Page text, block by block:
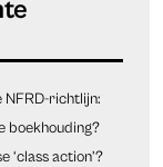
NFRD-richtlijn:
boekhouding?
‘class action’?